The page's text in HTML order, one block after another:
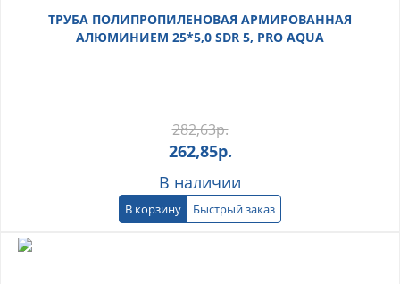
ТРУБА ПОЛИПРОПИЛЕНОВАЯ АРМИРОВАННАЯ
АЛЮМИНИЕМ 25*5,0 SDR 5, PRO AQUA
282,63р.
262,85р.
В наличии
В корзину Быстрый заказ